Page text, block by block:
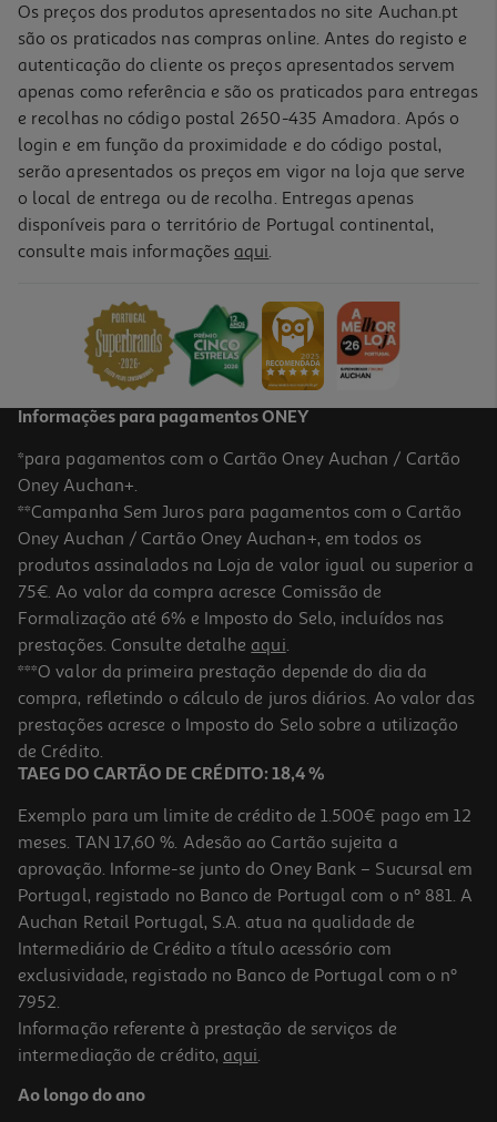
Os preços dos produtos apresentados no site Auchan.pt
são os praticados nas compras online. Antes do registo e
autenticação do cliente os preços apresentados servem
apenas como referência e são os praticados para entregas
e recolhas no código postal 2650-435 Amadora. Após o
login e em função da proximidade e do código postal,
serão apresentados os preços em vigor na loja que serve
o local de entrega ou de recolha. Entregas apenas
disponíveis para o território de Portugal continental,
consulte mais informações aqui.
Informações para pagamentos ONEY
*para pagamentos com o Cartão Oney Auchan / Cartão
Oney Auchan+.
**Campanha Sem Juros para pagamentos com o Cartão
Oney Auchan / Cartão Oney Auchan+, em todos os
produtos assinalados na Loja de valor igual ou superior a
75€. Ao valor da compra acresce Comissão de
Formalização até 6% e Imposto do Selo, incluídos nas
prestações. Consulte detalhe aqui.
***O valor da primeira prestação depende do dia da
compra, refletindo o cálculo de juros diários. Ao valor das
prestações acresce o Imposto do Selo sobre a utilização
de Crédito.
TAEG DO CARTÃO DE CRÉDITO: 18,4 %
Exemplo para um limite de crédito de 1.500€ pago em 12
meses. TAN 17,60 %. Adesão ao Cartão sujeita a
aprovação. Informe-se junto do Oney Bank – Sucursal em
Portugal, registado no Banco de Portugal com o nº 881. A
Auchan Retail Portugal, S.A. atua na qualidade de
Intermediário de Crédito a título acessório com
exclusividade, registado no Banco de Portugal com o nº
7952.
Informação referente à prestação de serviços de
intermediação de crédito, aqui.
Ao longo do ano